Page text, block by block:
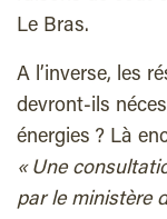
Le Bras.
A l’inverse, les
devront-ils
énergies ? Là
« Une
par le ministère